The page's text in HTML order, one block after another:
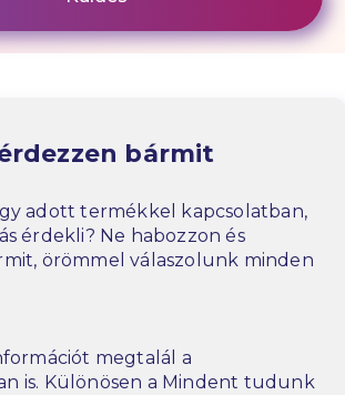
bármit
adott termékkel kapcsolatban,
érdekli? Ne habozzon és
örömmel válaszolunk minden
megtalál a
is. Különösen a Mindent tudunk